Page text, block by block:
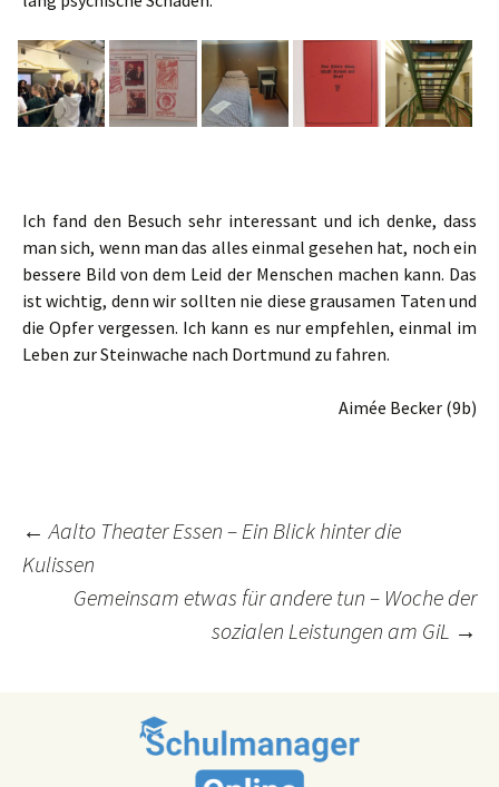
Ich fand den Besuch sehr interessant und ich denke, dass
man sich, wenn man das alles einmal gesehen hat, noch ein
bessere Bild von dem Leid der Menschen machen kann. Das
ist wichtig, denn wir sollten nie diese grausamen Taten und
die Opfer vergessen. Ich kann es nur empfehlen, einmal im
Leben zur Steinwache nach Dortmund zu fahren.
Aimée Becker (9b)
Post
navigation
← Aalto Theater Essen – Ein Blick hinter die
Kulissen
Gemeinsam etwas für andere tun – Woche der
sozialen Leistungen am GiL →